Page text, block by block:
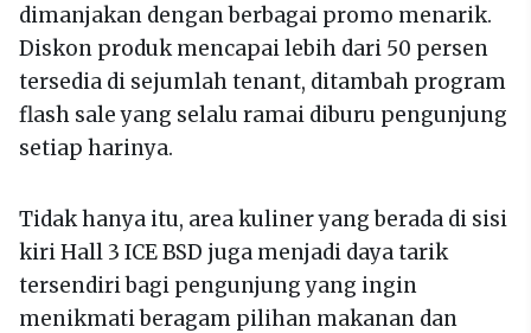
dimanjakan dengan berbagai promo menarik.
Diskon produk mencapai lebih dari 50 persen
tersedia di sejumlah tenant, ditambah program
flash sale yang selalu ramai diburu pengunjung
setiap harinya.
Tidak hanya itu, area kuliner yang berada di sisi
kiri Hall 3 ICE BSD juga menjadi daya tarik
tersendiri bagi pengunjung yang ingin
menikmati beragam pilihan makanan dan